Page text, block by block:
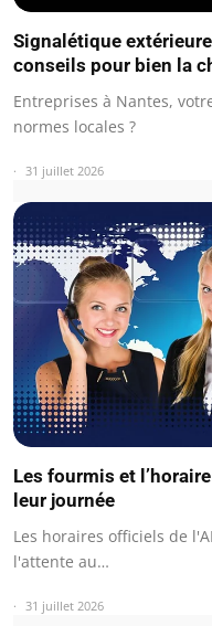
Signalétique
conseils pour bien la
Entreprises à Nantes,
normes locales ?
31 juillet 2026
Les fourmis et
leur journée
Les horaires officiels de
l'attente au…
31 juillet 2026